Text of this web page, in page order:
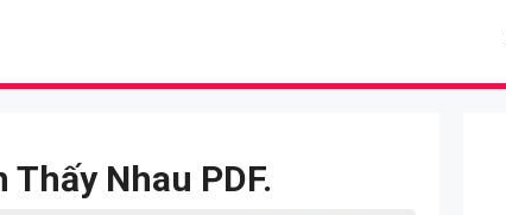
Thấy Nhau PDF.